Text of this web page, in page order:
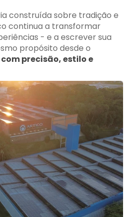
construída sobre tradição e
continua a transformar
- e a escrever sua
propósito desde o
precisão, estilo e